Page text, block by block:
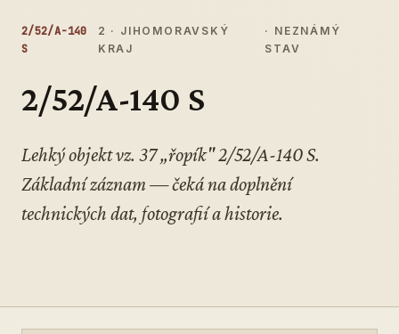
2/52/A-140
S
2 · JIHOMORAVSKÝ
KRAJ
· NEZNÁMÝ
STAV
2/52/A-140 S
Lehký objekt vz. 37 „řopík" 2/52/A-140 S.
Základní záznam — čeká na doplnění
technických dat, fotografií a historie.